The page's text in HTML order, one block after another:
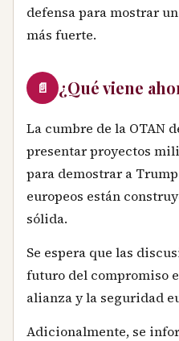
defensa para mostrar
más fuerte.
📄 ¿Qué viene
La cumbre de la OTAN
presentar proyectos
para demostrar a
europeos están
sólida.
Se espera que las
futuro del compromiso
alianza y la seguridad
Adicionalmente, se